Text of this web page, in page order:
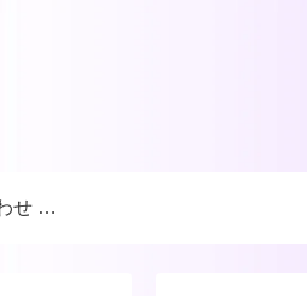
RADIX お問い合わせ フォーム